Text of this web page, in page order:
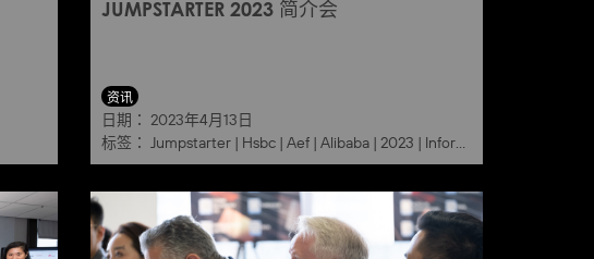
JUMPSTARTER 2023 简介会
资讯
日期： 2023年4月13日
标签： Jumpstarter | Hsbc | Aef | Alibaba | 2023 | Information session